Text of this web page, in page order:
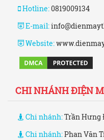
Hotline:0819009134
E-mail:
Website:
CHI NHÁNH ĐIỆN
Chi nhánh:Trần Hưng
Chi nhánh:Phan Văn